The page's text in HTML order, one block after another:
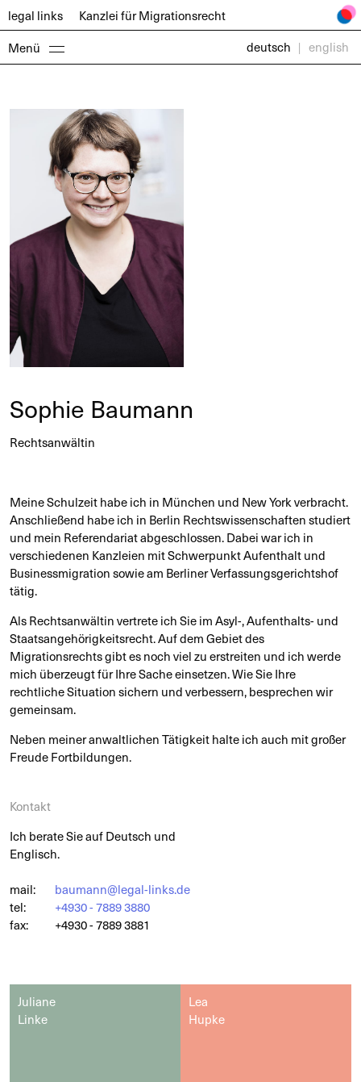
legal links Kanzlei fürMigrationsrecht
Menü
deutsch | english
Sophie Baumann
Rechtsanwältin
Meine Schulzeit habe ich in München und New York verbracht.
Anschließend habe ich in Berlin Rechtswissenschaften studiert
und mein Referendariat abgeschlossen. Dabei war ich in
verschiedenen Kanzleien mit Schwerpunkt Aufenthalt und
Businessmigration sowie am Berliner Verfassungsgerichtshof
tätig.
Als Rechtsanwältin vertrete ich Sie im Asyl-, Aufenthalts- und
Staatsangehörigkeitsrecht. Auf dem Gebiet des
Migrationsrechts gibt es noch viel zu erstreiten und ich werde
mich überzeugt für Ihre Sache einsetzen. Wie Sie Ihre
rechtliche Situation sichern und verbessern, besprechen wir
gemeinsam.
Neben meiner anwaltlichen Tätigkeit halte ich auch mit großer
Freude Fortbildungen.
Kontakt
Ich berate Sie auf Deutsch und
Englisch.
mail:
baumann@legal-links.de
tel:
+4930 - 7889 3880
fax:
+4930 - 7889 3881
Juliane
Linke
Lea
Hupke